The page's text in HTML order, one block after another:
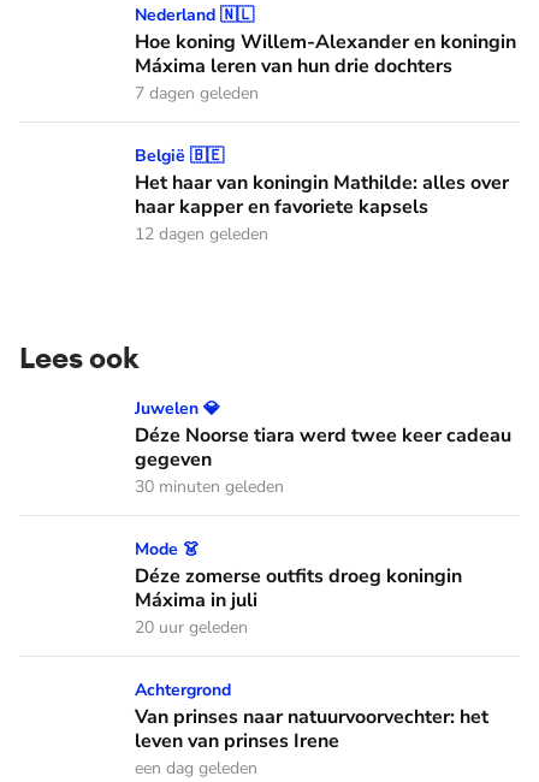
Hoe koning Willem-Alexander en koningin Máxima leren
Nederland 🇳🇱
Hoe koning Willem-Alexander en koningin
Máxima leren van hun drie dochters
7 dagen geleden
Het haar van koningin Mathilde: alles over haar kapper en
België 🇧🇪
Het haar van koningin Mathilde: alles over
haar kapper en favoriete kapsels
12 dagen geleden
Lees ook
Déze Noorse tiara werd twee keer cadeau gegeven
Juwelen 💎
Déze Noorse tiara werd twee keer cadeau
gegeven
30 minuten geleden
Déze zomerse outfits droeg koningin Máxima in juli
Mode 👗
Déze zomerse outfits droeg koningin
Máxima in juli
20 uur geleden
Van prinses naar natuurvoorvechter: het leven van prinses
Achtergrond
Van prinses naar natuurvoorvechter: het
leven van prinses Irene
een dag geleden